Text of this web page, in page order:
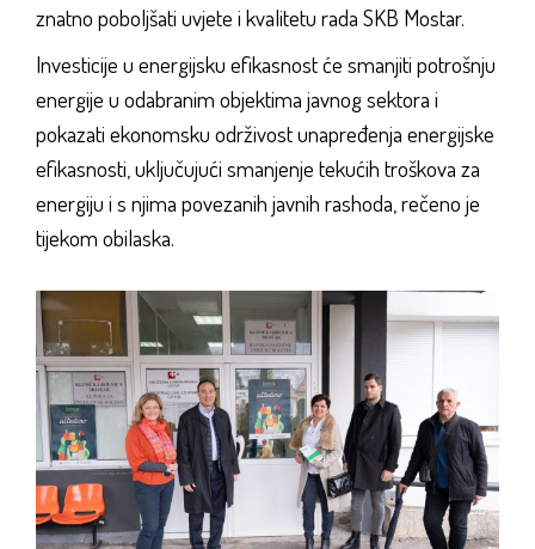
znatno poboljšati uvjete i kvalitetu rada SKB Mostar.
Investicije u energijsku efikasnost će smanjiti potrošnju
energije u odabranim objektima javnog sektora i
pokazati ekonomsku održivost unapređenja energijske
efikasnosti, uključujući smanjenje tekućih troškova za
energiju i s njima povezanih javnih rashoda, rečeno je
tijekom obilaska.